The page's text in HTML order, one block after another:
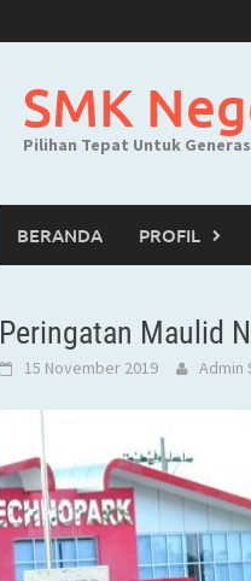
SMK
Pilihan Tepat Untuk
BERANDA PROFIL
Peringatan Maulid
15 November 2019 Admin